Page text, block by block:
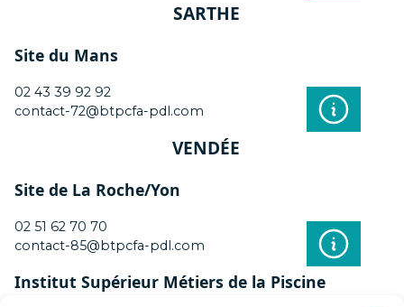
SARTHE
Site du Mans
02 43 39 92 92
contact-72@btpcfa-pdl.com
VENDÉE
Site de La Roche/Yon
02 51 62 70 70
contact-85@btpcfa-pdl.com
Institut Supérieur Métiers de la Piscine